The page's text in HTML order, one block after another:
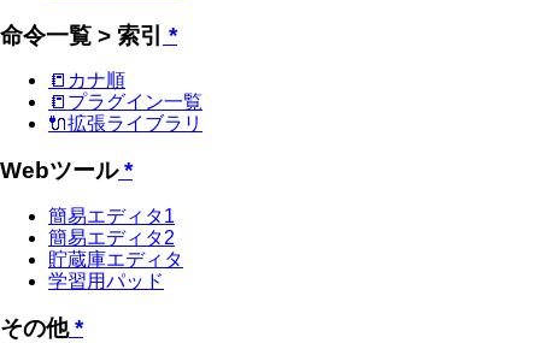
命令一覧 > 索引 *
📒カナ順
📒プラグイン一覧
🔌拡張ライブラリ
Webツール*
簡易エディタ1
簡易エディタ2
貯蔵庫エディタ
学習用パッド
その他*